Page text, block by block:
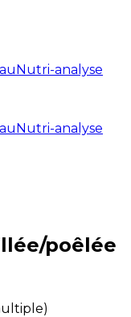
Nutri-analyse
Nutri-analyse
poêlée